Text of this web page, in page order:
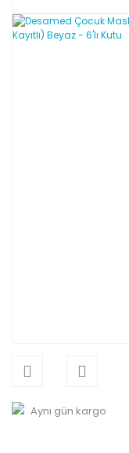
Aynı gün kargo